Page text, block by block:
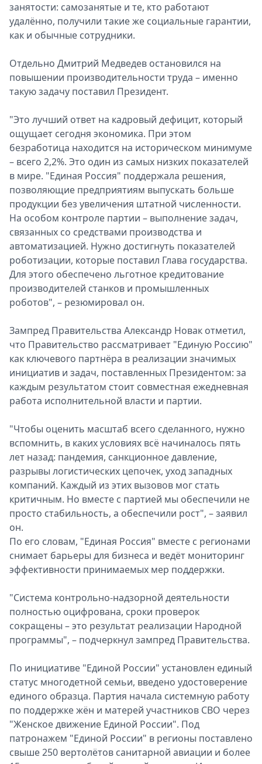
занятости: самозанятые и те, кто работают
удалённо, получили такие же социальные гарантии,
как и обычные сотрудники.
Отдельно Дмитрий Медведев остановился на
повышении производительности труда – именно
такую задачу поставил Президент.
"Это лучший ответ на кадровый дефицит, который
ощущает сегодня экономика. При этом
безработица находится на историческом минимуме
– всего 2,2%. Это один из самых низких показателей
в мире. "Единая Россия" поддержала решения,
позволяющие предприятиям выпускать больше
продукции без увеличения штатной численности.
На особом контроле партии – выполнение задач,
связанных со средствами производства и
автоматизацией. Нужно достигнуть показателей
роботизации, которые поставил Глава государства.
Для этого обеспечено льготное кредитование
производителей станков и промышленных
роботов", – резюмировал он.
Зампред Правительства Александр Новак отметил,
что Правительство рассматривает "Единую Россию"
как ключевого партнёра в реализации значимых
инициатив и задач, поставленных Президентом: за
каждым результатом стоит совместная ежедневная
работа исполнительной власти и партии.
"Чтобы оценить масштаб всего сделанного, нужно
вспомнить, в каких условиях всё начиналось пять
лет назад: пандемия, санкционное давление,
разрывы логистических цепочек, уход западных
компаний. Каждый из этих вызовов мог стать
критичным. Но вместе с партией мы обеспечили не
просто стабильность, а обеспечили рост", – заявил
он.
По его словам, "Единая Россия" вместе с регионами
снимает барьеры для бизнеса и ведёт мониторинг
эффективности принимаемых мер поддержки.
"Система контрольно-надзорной деятельности
полностью оцифрована, сроки проверок
сокращены – это результат реализации Народной
программы", – подчеркнул зампред Правительства.
По инициативе "Единой России" установлен единый
статус многодетной семьи, введено удостоверение
единого образца. Партия начала системную работу
по поддержке жён и матерей участников СВО через
"Женское движение Единой России". Под
патронажем "Единой России" в регионы поставлено
свыше 250 вертолётов санитарной авиации и более